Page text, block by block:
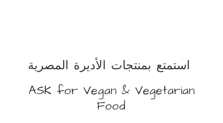
ASK for Vegan & Vegetarian
Food